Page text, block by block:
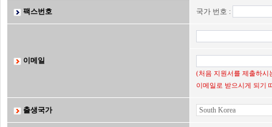
팩스번호 국가 번호 :
이메일
(처음 지원서를 제출하시
이메일로 받으시게 되기
출생국가